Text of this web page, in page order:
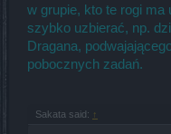
w grupie, kto te rogi ma
szybko uzbierać, np.
Dragana,
pobocznych zadań.
Sakata said: ↑